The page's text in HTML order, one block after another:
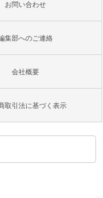
お問い合わせ
集部へのご連絡
会社概要
取引法に基づく表示